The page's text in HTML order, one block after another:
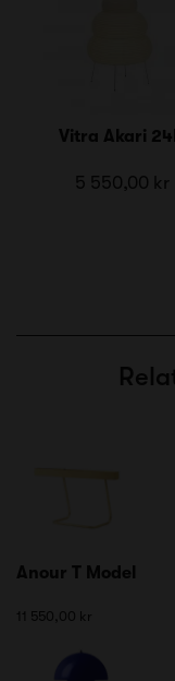
Vitra Akari
5 550,00 kr
Anour T Model
11 550,00 kr